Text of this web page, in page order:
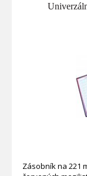
Zásobník na 221